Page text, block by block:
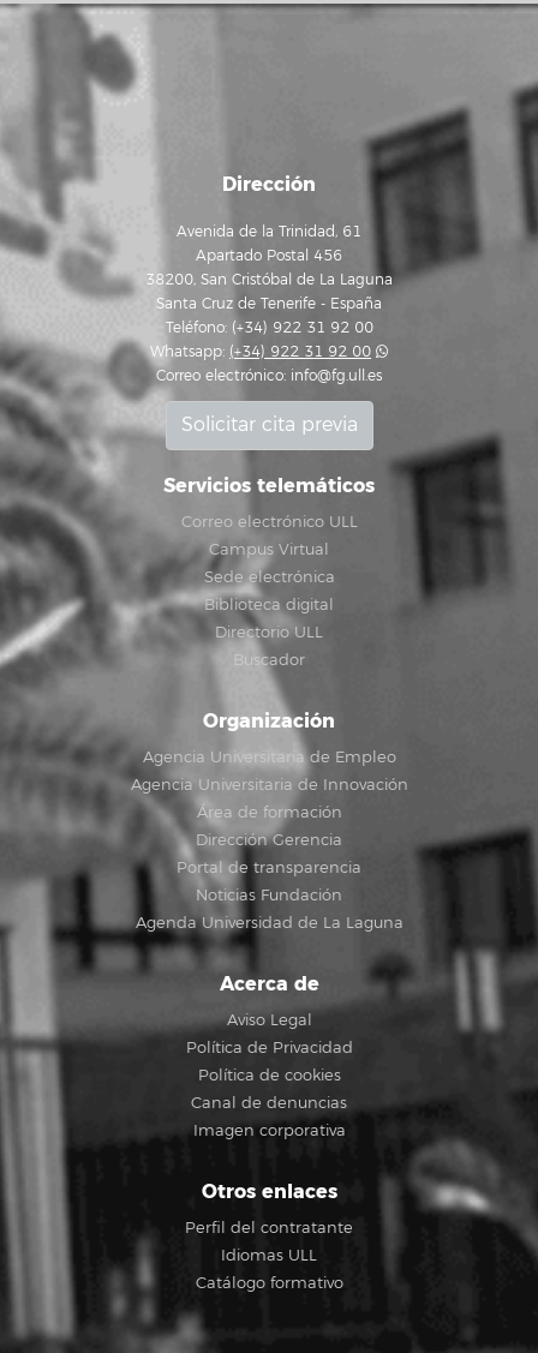
Dirección
Avenida de la Trinidad, 61
Apartado Postal 456
38200, San Cristóbal de La Laguna
Santa Cruz de Tenerife - España
Teléfono: (+34) 922 31 92 00
Whatsapp: (+34) 922 31 92 00
Correo electrónico: info@fg.ull.es
Solicitar cita previa
Servicios telemáticos
Correo electrónico ULL
Campus Virtual
Sede electrónica
Biblioteca digital
Directorio ULL
Buscador
Organización
Agencia Universitaria de Empleo
Agencia Universitaria de Innovación
Área de formación
Dirección Gerencia
Portal de transparencia
Noticias Fundación
Agenda Universidad de La Laguna
Acerca de
Aviso Legal
Política de Privacidad
Política de cookies
Canal de denuncias
Imagen corporativa
Otros enlaces
Perfil del contratante
Idiomas ULL
Catálogo formativo